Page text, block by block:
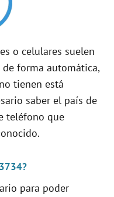
o celulares suelen
forma automática,
tienen está
saber el país de
teléfono que
para poder